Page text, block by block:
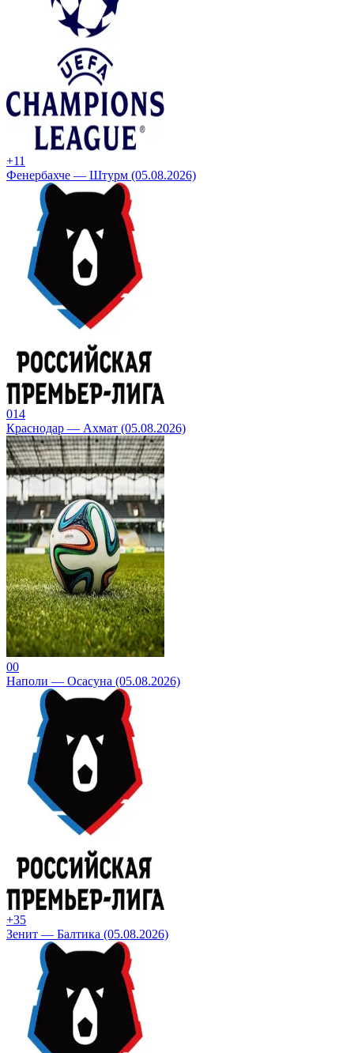
+11
Фенербахче — Штурм (05.08.2026)
014
Краснодар — Ахмат (05.08.2026)
00
Наполи — Осасуна (05.08.2026)
+35
Зенит — Балтика (05.08.2026)